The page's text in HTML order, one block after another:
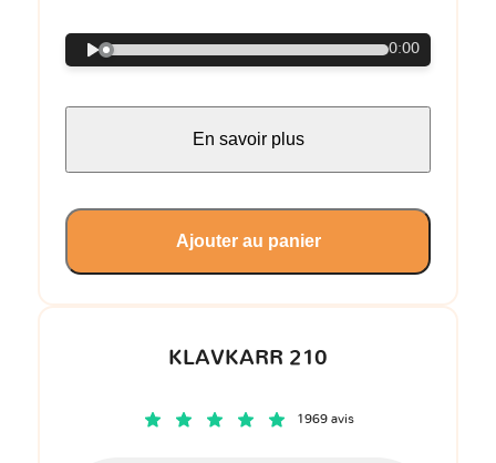
KLAVKARR 210
1969 avis
0:00
En savoir plus
Ajouter au panier